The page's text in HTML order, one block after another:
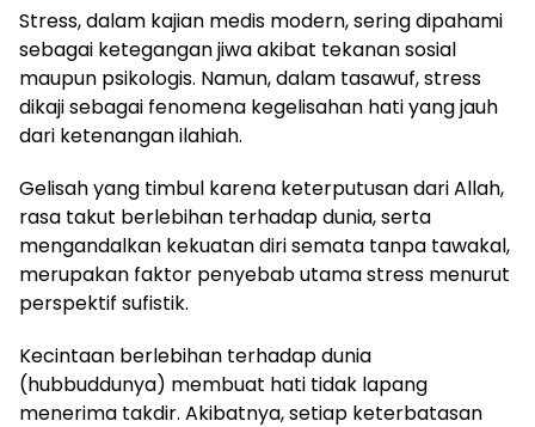
Stress, dalam kajian medis modern, sering dipahami
sebagai ketegangan jiwa akibat tekanan sosial
maupun psikologis. Namun, dalam tasawuf, stress
dikaji sebagai fenomena kegelisahan hati yang jauh
dari ketenangan ilahiah.
Gelisah yang timbul karena keterputusan dari Allah,
rasa takut berlebihan terhadap dunia, serta
mengandalkan kekuatan diri semata tanpa tawakal,
merupakan faktor penyebab utama stress menurut
perspektif sufistik.
Kecintaan berlebihan terhadap dunia
(hubbuddunya) membuat hati tidak lapang
menerima takdir. Akibatnya, setiap keterbatasan